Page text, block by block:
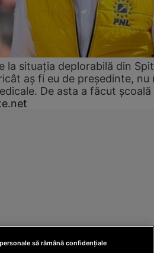
la situația deplorabilă din
aș fi eu de președinte, nu
De asta a făcut școală
să rămână confidențiale